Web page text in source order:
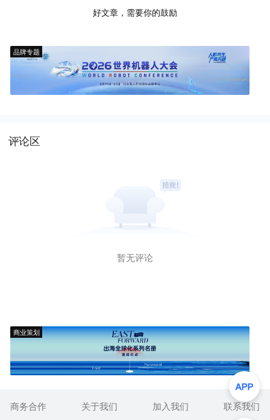
好文章，需要你的鼓励
品牌专题
评论区
暂无评论
商业策划
商务合作 关于我们 加入我们 联系我们